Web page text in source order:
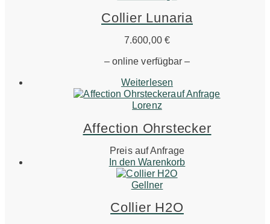
Collier Lunaria
7.600,00 €
– online verfügbar –
Weiterlesen
auf Anfrage
Lorenz
Affection Ohrstecker
Preis auf Anfrage
In den Warenkorb
Gellner
Collier H2O